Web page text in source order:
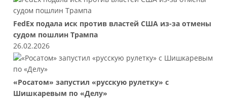
FedEx подала иск против властей США из-за отмены
судом пошлин Трампа
26.02.2026
«Росатом» запустил «русскую рулетку» с
Шишкаревым по «Делу»